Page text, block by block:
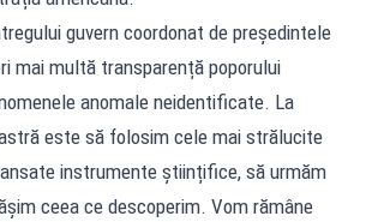
guvern coordonat de președintele
mai multă transparență poporului
anomale neidentificate. La
este să folosim cele mai strălucite
instrumente științifice, să urmăm
ceea ce descoperim. Vom rămâne